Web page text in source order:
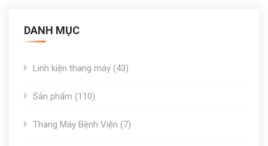
DANH MỤC
Linh kiện thang máy 4343
Sản phẩm
110110
Thang Máy Bệnh Viện
77